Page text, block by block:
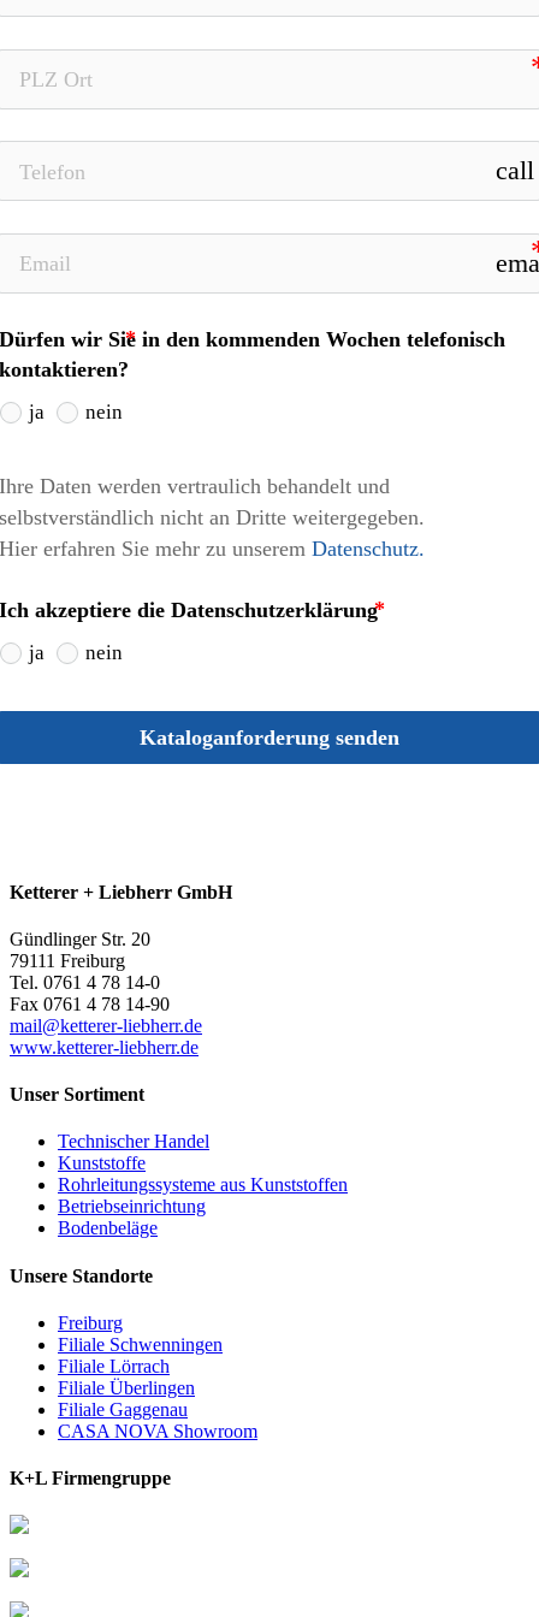
call
Dürfen wir Sie in den kommenden Wochen telefonisch
kontaktieren?
ja nein
Ihre Daten werden vertraulich behandelt und
selbstverständlich nicht an Dritte weitergegeben.
Hier erfahren Sie mehr zu unserem Datenschutz.
Ich akzeptiere die Datenschutzerklärung
ja nein
Kataloganforderung senden
Ketterer + Liebherr GmbH
Gündlinger Str. 20
79111 Freiburg
Tel. 0761 4 78 14-0
Fax 0761 4 78 14-90
mail@ketterer-liebherr.de
www.‎ketterer-liebherr.de
Unser Sortiment
Technischer Handel
Kunststoffe
Rohrleitungssysteme aus Kunststoffen
Betriebseinrichtung
Bodenbeläge
Unsere Standorte
Freiburg
Filiale Schwenningen
Filiale Lörrach
Filiale Überlingen
Filiale Gaggenau
CASA NOVA Showroom
K+L Firmengruppe